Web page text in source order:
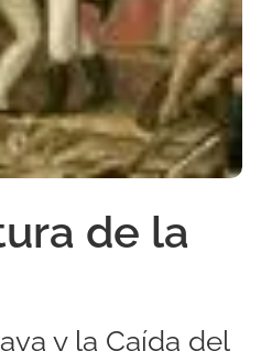
de la
y la Caída del